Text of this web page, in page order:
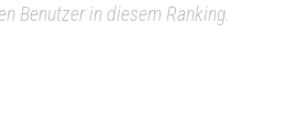
Benutzer in diesem Ranking.